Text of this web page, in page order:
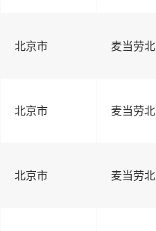
北京市 麦当劳
北京市 麦当劳
北京市 麦当劳